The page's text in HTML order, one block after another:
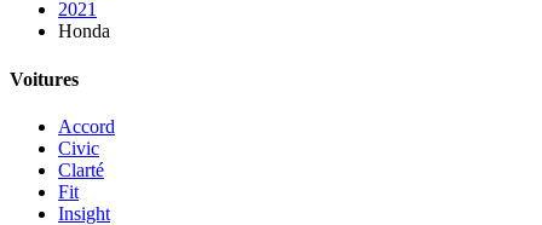
2021
Honda
Voitures
Accord
Civic
Clarté
Fit
Insight